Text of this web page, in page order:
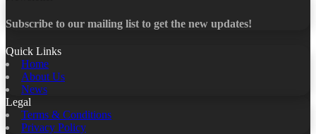
Subscribe to our mailing list to get the new updates!
Quick Links
Home
About Us
News
Legal
Terms & Conditions
Privacy Policy